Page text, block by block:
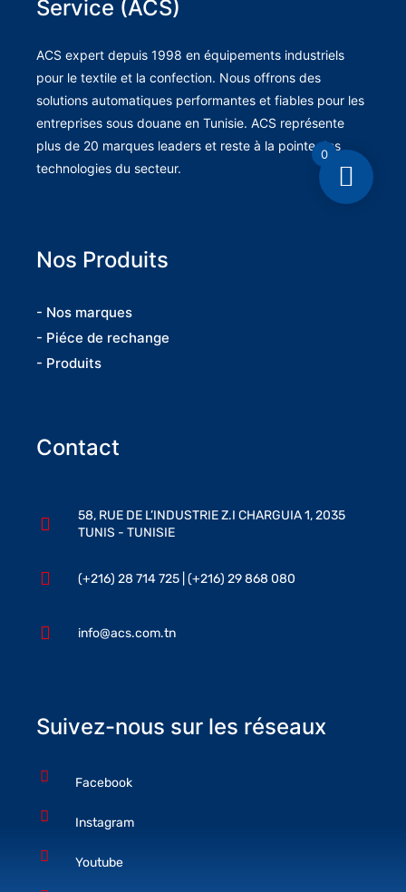
Service (ACS)
ACS expert depuis 1998 en équipements industriels
pour le textile et la confection. Nous offrons des
solutions automatiques performantes et fiables pour les
entreprises sous douane en Tunisie. ACS représente
plus de 20 marques leaders et reste à la pointe des
technologies du secteur.
Nos Produits
- Nos marques
- Piéce de rechange
- Produits
Contact
58, RUE DE L’INDUSTRIE Z.I CHARGUIA 1, 2035
TUNIS - TUNISIE
(+216) 28 714 725 | (+216) 29 868 080
info@acs.com.tn
Suivez-nous sur les réseaux
Facebook
Instagram
Youtube
0